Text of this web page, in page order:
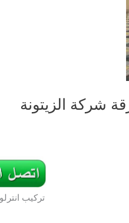
شركة الزيتونة
تركيب